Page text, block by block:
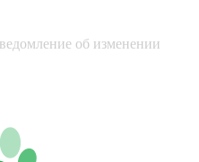
об изменении